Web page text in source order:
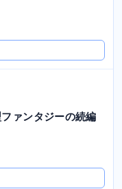
ァンタジーの続編